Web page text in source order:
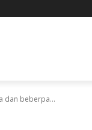
dan beberpa...